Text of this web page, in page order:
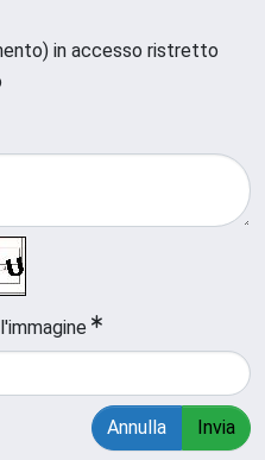
in accesso ristretto
Annulla Invia